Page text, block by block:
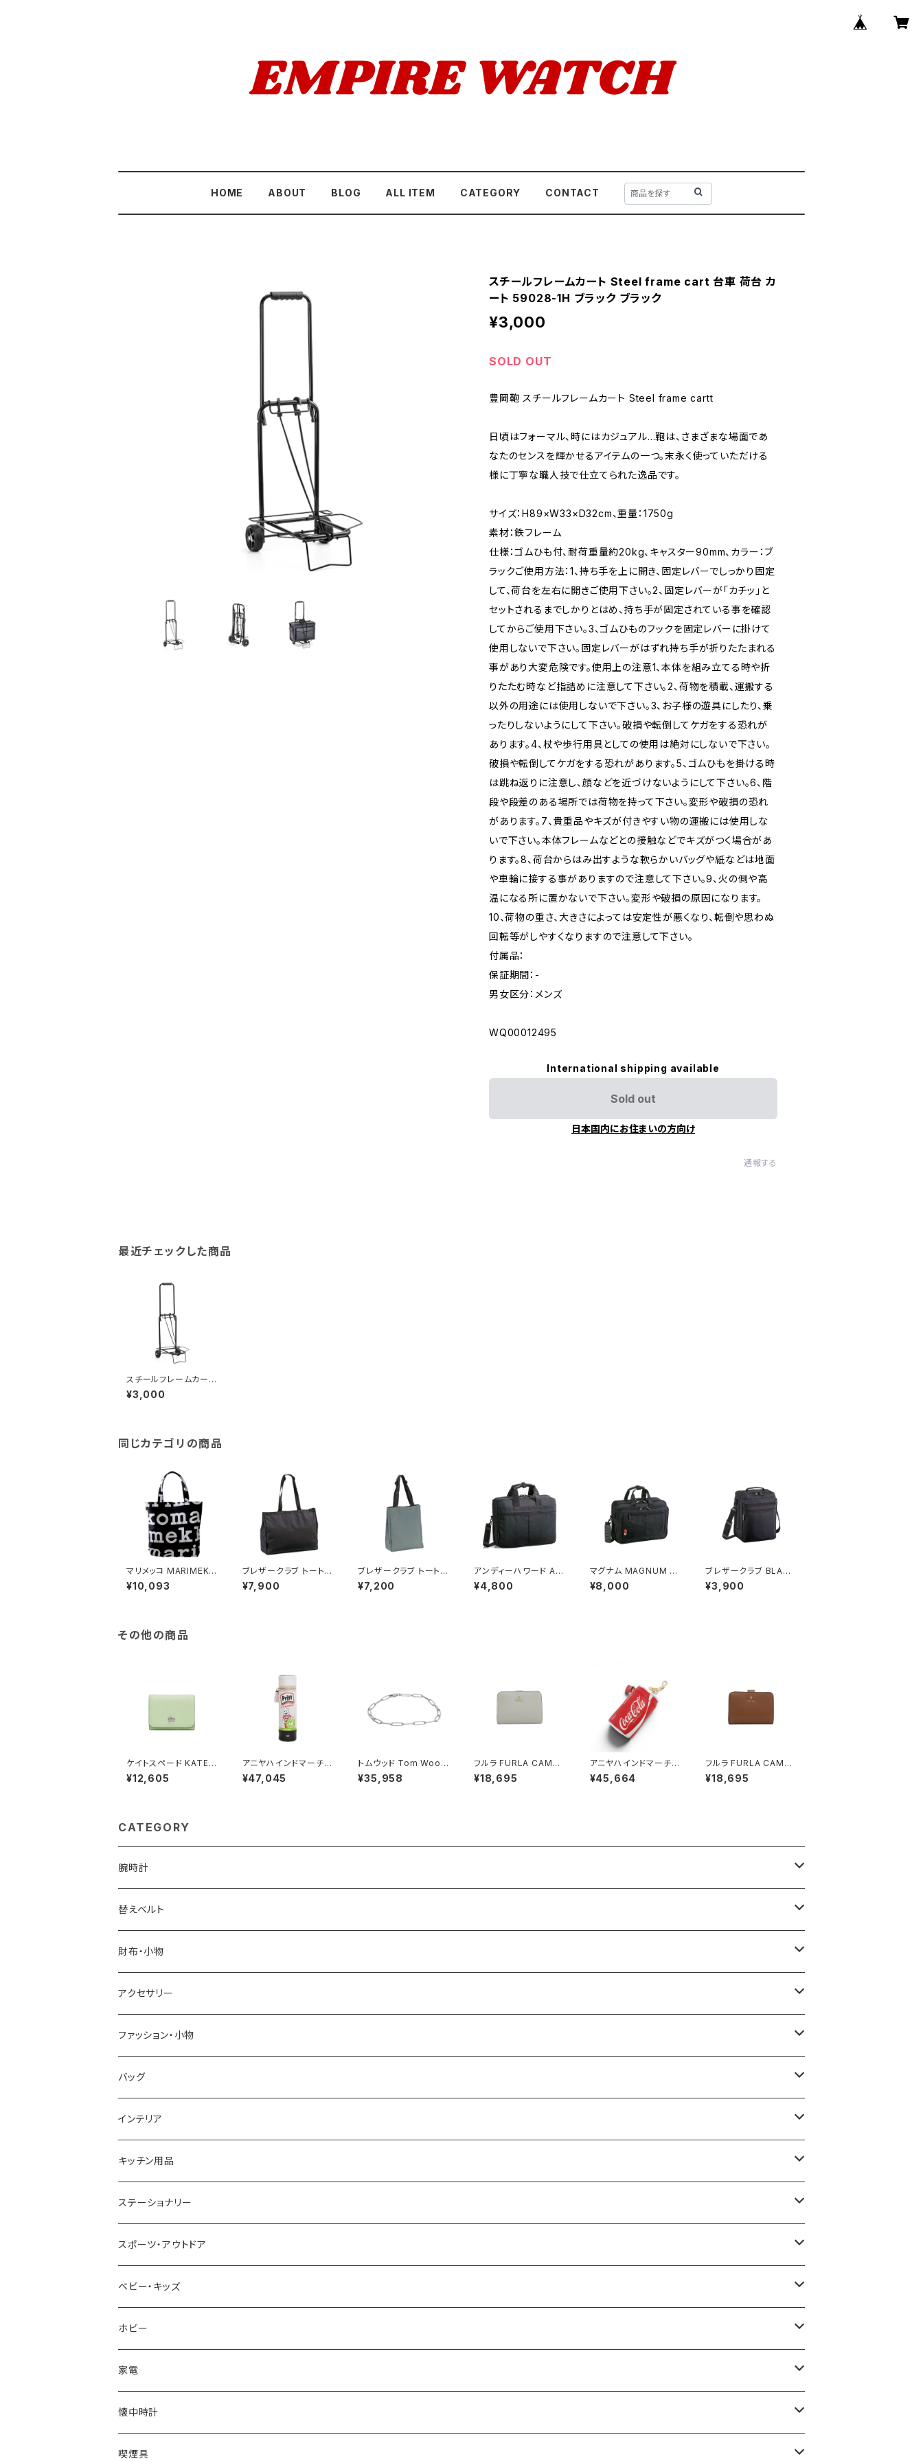
HOME ABOUT BLOG ALL ITEM CATEGORY CONTACT
スチールフレームカート Steel frame cart 台車 荷台 カ
ート 59028-1H ブラック ブラック
¥3,000
SOLD OUT
豊岡鞄 スチールフレームカート Steel frame cartt
日頃はフォーマル、時にはカジュアル…鞄は、さまざまな場面であ
なたのセンスを輝かせるアイテムの一つ。末永く使っていただける
様に丁寧な職人技で仕立てられた逸品です。
サイズ：H89×W33×D32cm、重量：1750g
素材：鉄フレーム
仕様：ゴムひも付、耐荷重量約20kg、キャスター90mm、カラー：ブ
ラックご使用方法：1、持ち手を上に開き、固定レバーでしっかり固定
して、荷台を左右に開きご使用下さい。2、固定レバーが「カチッ」と
セットされるまでしかりとはめ、持ち手が固定されている事を確認
してからご使用下さい。3、ゴムひものフックを固定レバーに掛けて
使用しないで下さい。固定レバーがはずれ持ち手が折りたたまれる
事があり大変危険です。使用上の注意1、本体を組み立てる時や折
りたたむ時など指詰めに注意して下さい。2、荷物を積載、運搬する
以外の用途には使用しないで下さい。3、お子様の遊具にしたり、乗
ったりしないようにして下さい。破損や転倒してケガをする恐れが
あります。4、杖や歩行用具としての使用は絶対にしないで下さい。
破損や転倒してケガをする恐れがあります。5、ゴムひもを掛ける時
は跳ね返りに注意し、顔などを近づけないようにして下さい。6、階
段や段差のある場所では荷物を持って下さい。変形や破損の恐れ
があります。7、貴重品やキズが付きやすい物の運搬には使用しな
いで下さい。本体フレームなどとの接触などでキズがつく場合があ
ります。8、荷台からはみ出すような軟らかいバッグや紙などは地面
や車輪に接する事がありますので注意して下さい。9、火の側や高
温になる所に置かないで下さい。変形や破損の原因になります。
10、荷物の重さ、大きさによっては安定性が悪くなり、転倒や思わぬ
回転等がしやすくなりますので注意して下さい。
付属品：
保証期間：-
男女区分：メンズ
WQ00012495
International shipping available
Sold out
日本国内にお住まいの方向け
通報する
最近チェックした商品
スチールフレームカート
Steel frame cart 台
車 荷台 カート 59028
¥3,000
同じカテゴリの商品
マリメッコ MARIMEKK
O トートバッグ レディー
ス 047312-911 LOG
¥10,093
ブレザークラブ トートバ
ッグ ハンドバッグ メンズ
53385 ブラック 国内正
¥7,900
ブレザークラブ トートバ
ッグ ハンドバッグ メンズ
53386 グレー 国内正
¥7,200
アンディーハワード AN
DY HAWARD ビジカジ
バッグ メンズ 26525 ブ
¥4,800
マグナム MAGNUM ビ
ジネスバッグ ブリーフケ
ース メンズ 26549 ブ
¥8,000
ブレザークラブ BLAZE
RCLUB ショルダーバッ
グ メンズ 33579 ブラ
¥3,900
その他の商品
ケイトスペード KATE S
PADE ケイラ スモール
Lジップ ウォレット 二つ
¥12,605
アニヤハインドマーチ A
NYA HINDMARCH Pr
itt Stick ペンケース 1
¥47,045
トムウッド Tom Wood
Box Bracelet ブレス
レット 100066-65 シ
¥35,958
フルラ FURLA CAMEL
IA S COMPACT WAL
LETS 二つ折り財布 w
¥18,695
アニヤハインドマーチ A
NYA HINDMARCH C
oca Cola コインパー
¥45,664
フルラ FURLA CAMEL
IA S COMPACT WAL
LETS 二つ折り財布 w
¥18,695
CATEGORY
腕時計
ELGIN
SALVATORE MARRA
CASIO
GRANDEUR
COGU
GAGA MILANO
CACTUS
TIMEX
NIXON
AVALANCHE
ORIENT
ZEPPELIN
SKAGEN
FOOTBALL WATCHES
替えベルト
COACH
DANIEL WELLINGTON
LACOSTE
DIESEL
MICHAEL KORS
NO BRAND
財布・小物
SONNE
DUCT
TRANSNUMBER
SAAMA HOMME
ARNOLD PALMER
MICHAEL KORS
DIESEL
ALV
Merge
ETTINGER
COACH
BVLGARI
アクセサリー
GUCCI
TIFFANY&CO
FOLLI FOLLIE
POLICE
PAUL HEWITT
22designstudio
BOTTEGA VENETA
EMPORIO ARMANI
CALVIN KLEIN
DANIEL WELLINGTON
SWAROVSKI
ファッション・小物
DAKS
栃木レザー
NIKE
DUNHILL
NEWYORKER
OROBIANCO
Ellese
COLEMAN
MONTBLANC
Fashion Accessory Cllection
バッグ
MANHATTAN PORTAGE
United HOMME
RODANIA
BEAMZSQUARE
BLAZER CLUB
ANDY HAWARD
G GUSTO
GULLWING
LESPORTSAC
インテリア
CRYSTOCRAFT
SEIKO
CITIZEN
BRAUN
RHYTHM
BLOSSOM
MONDAINE
MAWA
キッチン用品
I'mD
Helios
VALENTINO VISCANI
ステーショナリー
LAMY
WATERMAN
PARKER
PELIKAN
CROSS
MONTBLANC
スポーツ・アウトドア
Trangia
Barebones
FEUERHAND
CASIO
ベビー・キッズ
ふわりぃ
ERGO BABY
ホビー
その他
AMOS
OMMIX
家電
CREATE
TORAY
懐中時計
MONDAINE
喫煙具